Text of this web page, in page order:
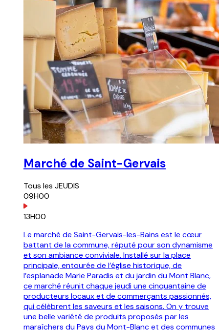
Marché de Saint-Gervais
Tous les JEUDIS
09H00
13H00
Le marché de Saint-Gervais-les-Bains est le cœur
battant de la commune, réputé pour son dynamisme
et son ambiance conviviale. Installé sur la place
principale, entourée de l’église historique, de
l’esplanade Marie Paradis et du jardin du Mont Blanc,
ce marché réunit chaque jeudi une cinquantaine de
producteurs locaux et de commerçants passionnés,
qui célèbrent les saveurs et les saisons. On y trouve
une belle variété de produits proposés par les
maraîchers du Pays du Mont-Blanc et des communes